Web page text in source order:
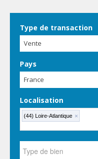
Type de transaction
Vente
Pays
France
Localisation
(44) Loire-Atlantique ×